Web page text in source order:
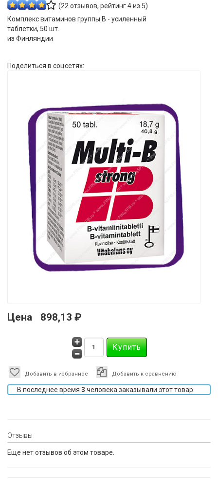
(22 отзывов, рейтинг4из 5)
Комплекс витаминов группы B - усиленный
таблетки, 50 шт.
из Финляндии
Поделиться в соцсетях:
Цена 898,13 ₽
Добавить в избранное Добавить к сравнению
В последнее время 3 человека заказывали этот товар.
Отзывы
Еще нет отзывов об этом товаре.